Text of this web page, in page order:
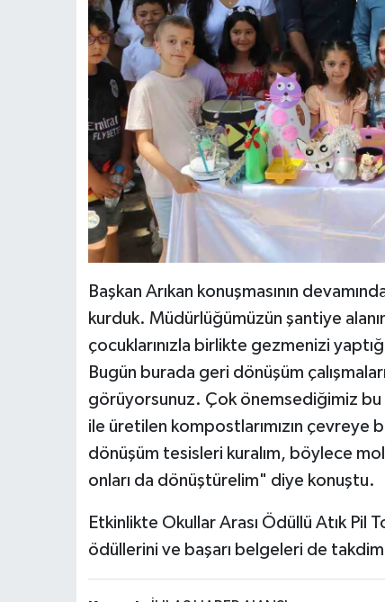
Başkan Arıkan konuşmasının
kurduk. Müdürlüğümüzün şantiye
çocuklarınızla birlikte gezmenizi
Bugün burada geri dönüşüm
görüyorsunuz. Çok önemsediğimiz bu
ile üretilen kompostlarımızın çevreye
dönüşüm tesisleri kuralım, böylece
onları da dönüştürelim" diye konuştu.
Etkinlikte Okullar Arası Ödüllü Atık Pil
ödüllerini ve başarı belgeleri de